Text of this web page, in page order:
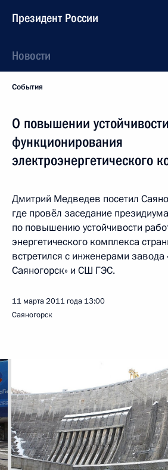
Президент России
Новости
События
О повышении устойчивости
функционирования
электроэнергетического
Дмитрий Медведев посетил
где провёл заседание
по повышению устойчивости
энергетического комплекса
встретился с инженерами завода
Саяногорск» и СШ ГЭС.
11 марта 2011 года 13:00
Саяногорск